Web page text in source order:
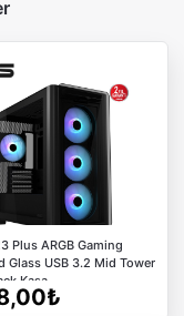
Plus ARGB Gaming
Glass USB 3.2 Mid Tower
Kasa